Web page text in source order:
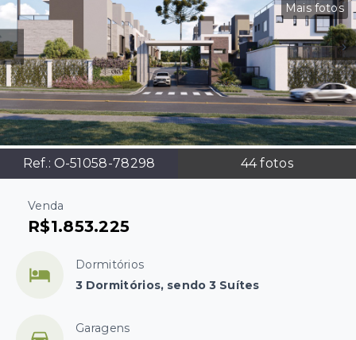
Mais fotos
Ref.: O-51058-78298 44fotos
Venda
R$1.853.225
Dormitórios
3 Dormitórios, sendo 3 Suítes
Garagens